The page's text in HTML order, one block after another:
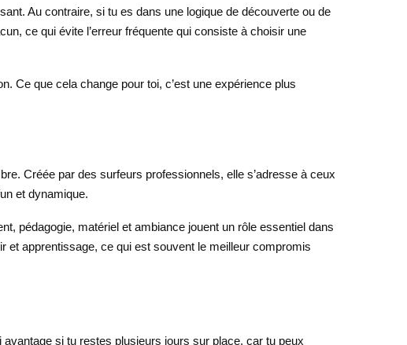
Au contraire, si tu es dans une logique de découverte ou de
ce qui évite l’erreur fréquente qui consiste à choisir une
Ce que cela change pour toi, c’est une expérience plus
Créée par des surfeurs professionnels, elle s’adresse à ceux
et dynamique.
pédagogie, matériel et ambiance jouent un rôle essentiel dans
et apprentissage, ce qui est souvent le meilleur compromis
si tu restes plusieurs jours sur place, car tu peux